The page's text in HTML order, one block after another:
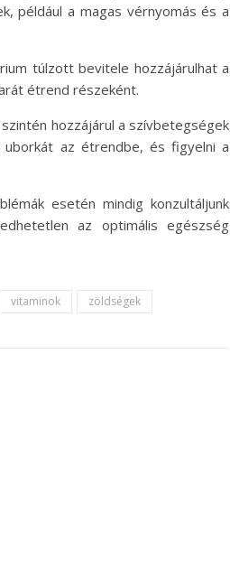
például a magas vérnyomás és a
túlzott bevitele hozzájárulhat a
étrend részeként.
hozzájárul a szívbetegségek
uborkát az étrendbe, és figyelni a
esetén mindig konzultáljunk
az optimális egészség
vitaminok zöldségek